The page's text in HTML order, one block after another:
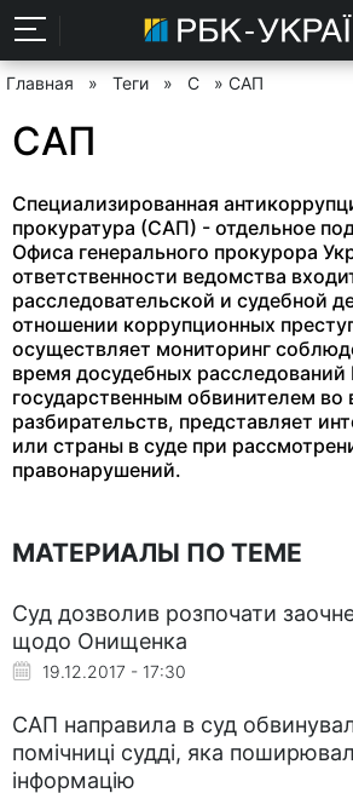
Главная » Теги » С » САП
САП
Специализированная
прокуратура (САП) - отдельное
Офиса генерального прокурора
ответственности ведомства
расследовательской и судебной
отношении коррупционных
осуществляет мониторинг
время досудебных
государственным обвинителем во
разбирательств, представляет
или страны в суде при
правонарушений.
МАТЕРИАЛЫ ПО ТЕМЕ
Суд дозволив розпочати
щодо Онищенка
19.12.2017 - 17:30
САП направила в суд
помічниці судді, яка
інформацію